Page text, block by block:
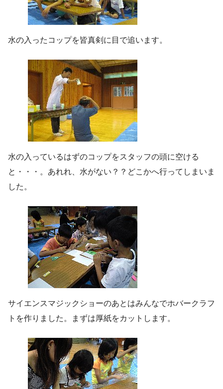
水の入ったコップを皆真剣に目で追います。
水の入っているはずのコップをスタッフの頭に空ける
と・・・。あれれ、水がない？？どこかへ行ってしまいま
した。
サイエンスマジックショーのあとはみんなでホバークラフ
トを作りました。まずは厚紙をカットします。